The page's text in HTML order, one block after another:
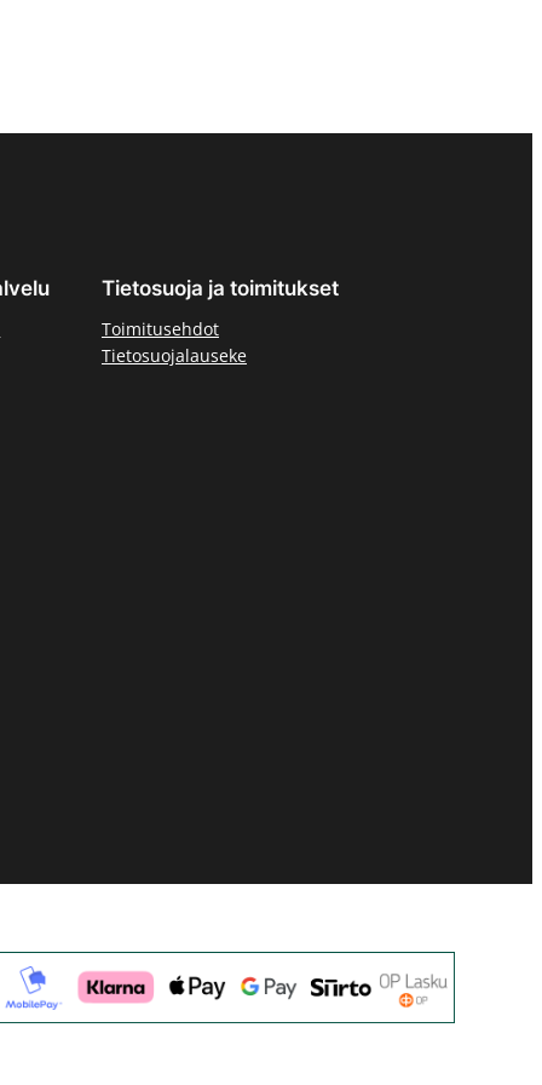
Tietosuoja ja toimitukset
Toimitusehdot
Tietosuojalauseke